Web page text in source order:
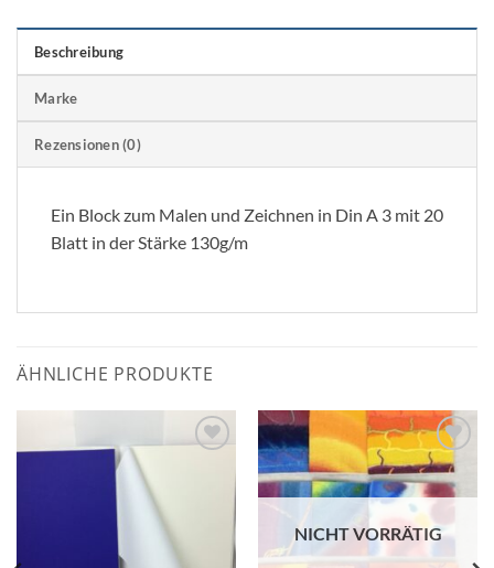
Beschreibung
Marke
Rezensionen (0)
Ein Block zum Malen und Zeichnen in Din A 3 mit 20
Blatt in der Stärke 130g/m
ÄHNLICHE PRODUKTE
Wunschzettel
hinzufügen
Zum
Wunschzettel
hinzufügen
NICHT VORRÄTIG